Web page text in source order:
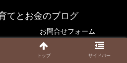
てとお金のブログ
お問合せフォーム
子育てとお金のブログ.
トップ サイドバー